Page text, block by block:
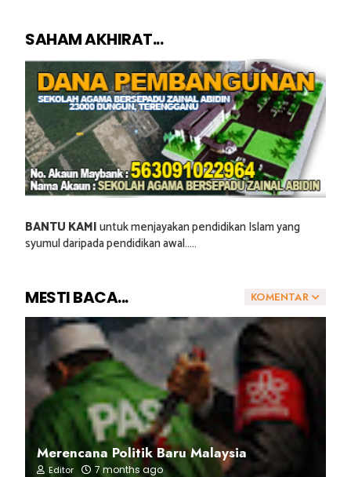
SAHAM AKHIRAT...
BANTU KAMIuntuk menjayakan pendidikan Islam yang
syumul daripada pendidikan awal.....
KOMENTAR
MESTI BACA...
Merencana Politik Baru Malaysia
Editor 7 months ago